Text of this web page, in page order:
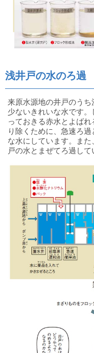
浅井戸の水のろ過
来原水源地の井戸のう
少ないきれいな水です
っておきる赤水とよば
り除くために、急速ろ
な水にしています。ま
戸の水とまぜてろ過して